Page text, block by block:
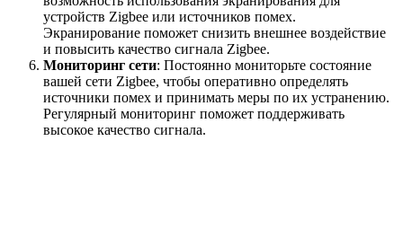
устройств Zigbee или источников помех.
Экранирование поможет снизить внешнее воздействие
и повысить качество сигнала Zigbee.
Мониторинг сети: Постоянно мониторьте состояние
вашей сети Zigbee, чтобы оперативно определять
источники помех и принимать меры по их устранению.
Регулярный мониторинг поможет поддерживать
высокое качество сигнала.